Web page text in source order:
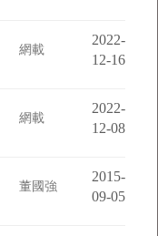
網載
2022-
12-16
網載
2022-
12-08
董國強
2015-
09-05